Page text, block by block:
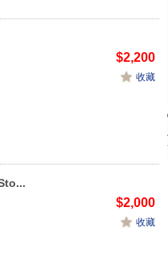
$2,200
收藏
$2,000
收藏